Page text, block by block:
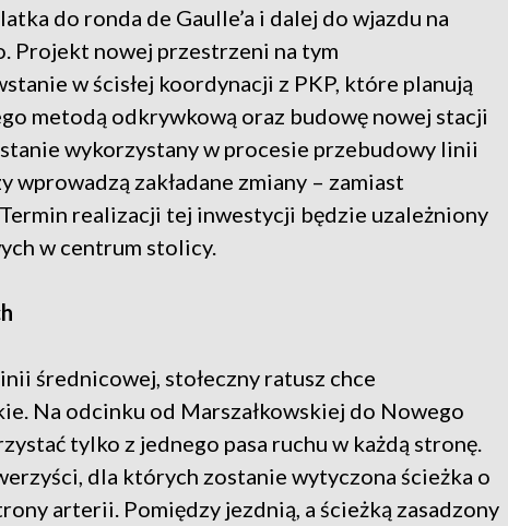
do ronda de Gaulle’a i dalej do wjazdu na
Projekt nowej przestrzeni na tym
w ścisłej koordynacji z PKP, które planują
metodą odkrywkową oraz budowę nowej stacji
wykorzystany w procesie przebudowy linii
zakładane zmiany – zamiast
realizacji tej inwestycji będzie uzależniony
w centrum stolicy.
średnicowej, stołeczny ratusz chce
Na odcinku od Marszałkowskiej do Nowego
tylko z jednego pasa ruchu w każdą stronę.
dla których zostanie wytyczona ścieżka o
arterii. Pomiędzy jezdnią, a ścieżką zasadzony